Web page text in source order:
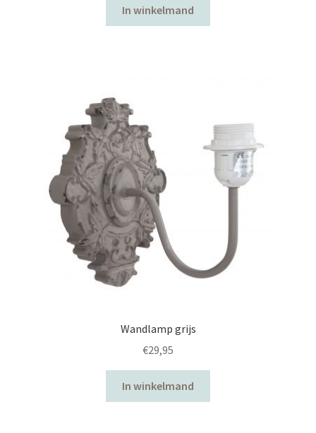
In winkelmand
Wandlamp grijs
€29,95
In winkelmand